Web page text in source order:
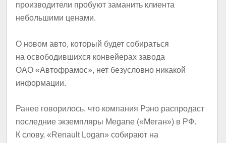
производители пробуют заманить клиента
небольшими ценами.
О новом авто, который будет собираться
на освободившихся конвейерах завода
ОАО «Автофрамос», нет безусловно никакой
информации.
Ранее говорилось, что компания Рэно распродаст
последние экземпляры Megane («Меган») в РФ.
К слову, «Renault Logan» собирают на